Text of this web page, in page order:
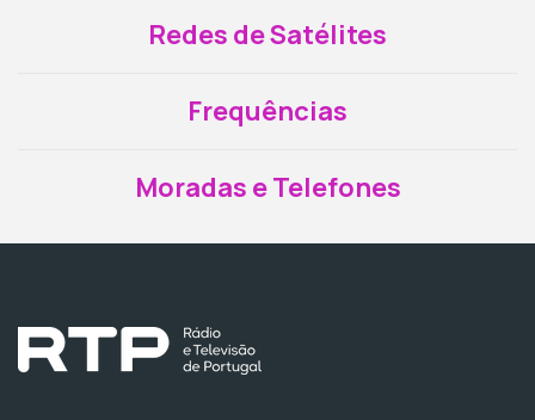
Redes de Satélites
Frequências
Moradas e Telefones